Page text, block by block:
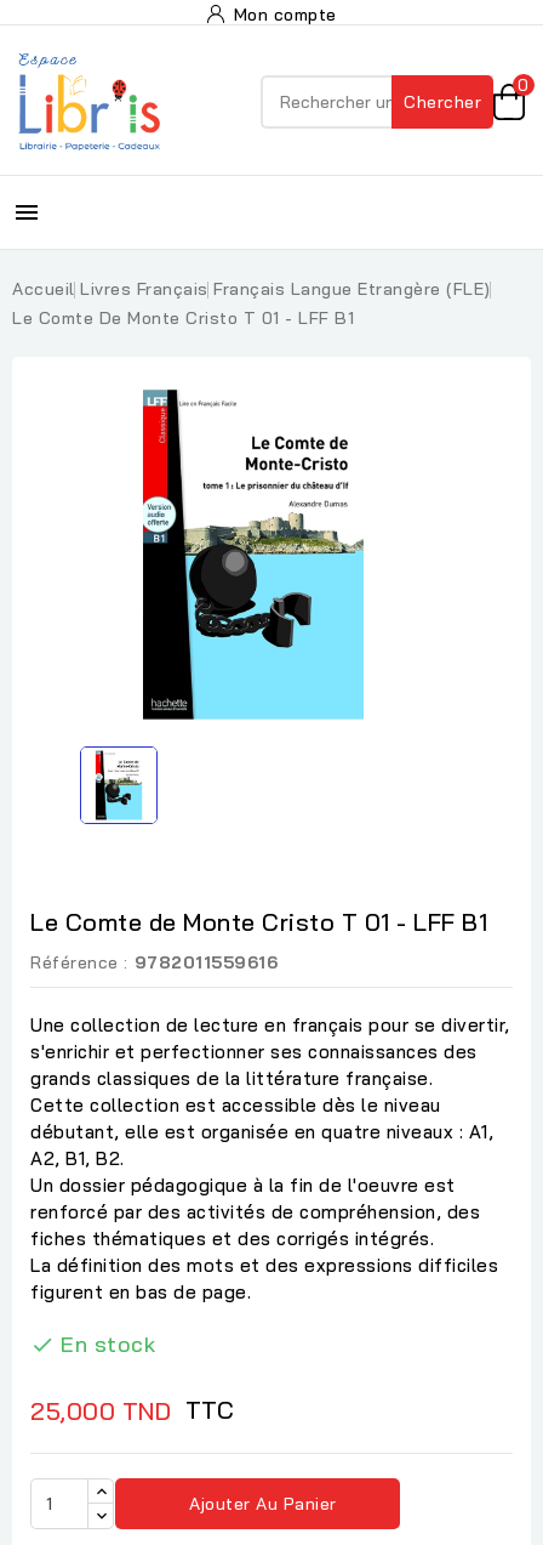
Mon compte
Chercher
0

Accueil Livres Français Français Langue Etrangère (FLE)
Le Comte De Monte Cristo T 01 - LFF B1
Le Comte de Monte Cristo T 01 - LFF B1
Référence : 9782011559616
Une collection de lecture en français pour se divertir,
s'enrichir et perfectionner ses connaissances des
grands classiques de la littérature française.
Cette collection est accessible dès le niveau
débutant, elle est organisée en quatre niveaux : A1,
A2, B1, B2.
Un dossier pédagogique à la fin de l'oeuvre est
renforcé par des activités de compréhension, des
fiches thématiques et des corrigés intégrés.
La définition des mots et des expressions difficiles
figurent en bas de page.
 En stock
25,000 TND TTC
Ajouter Au Panier